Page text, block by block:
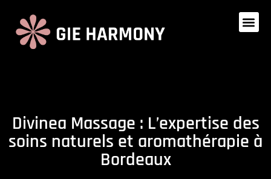
Divinea Massage : L’expertise des
soins naturels et aromathérapie à
Bordeaux